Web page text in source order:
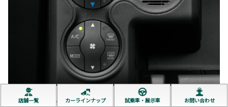
オートエアコン&プッシュ式ヒーターコントロールパネル
店舗一覧 カーラインナップ 試乗車・展示車 お問い合わせ